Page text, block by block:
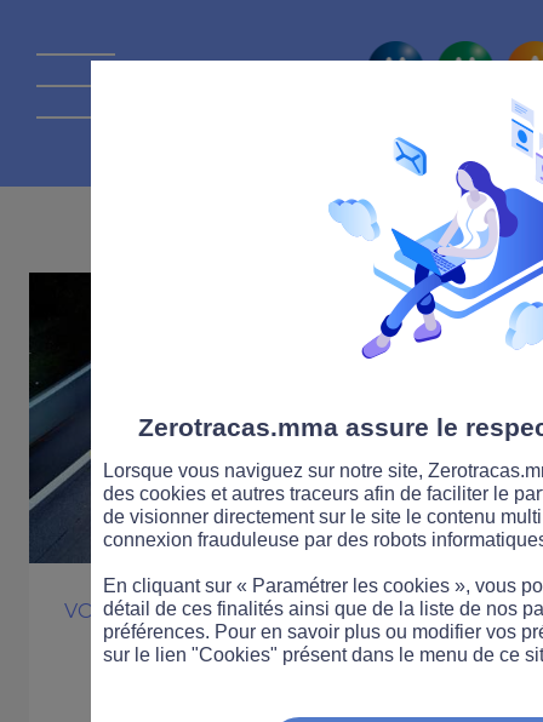
La route
VOITURE COMPORTEMENT
Dénonciation
Zerotracas.mma assure le
Lorsque vous naviguez sur notre site,
des cookies et autres traceurs afin de faciliter le
de visionner directement sur le site le contenu
connexion frauduleuse par des robots
En cliquant sur « Paramétrer les cookies », vous
détail de ces finalités ainsi que de la liste de nos
préférences. Pour en savoir plus ou modifier vos
sur le lien "Cookies" présent dans le menu de ce